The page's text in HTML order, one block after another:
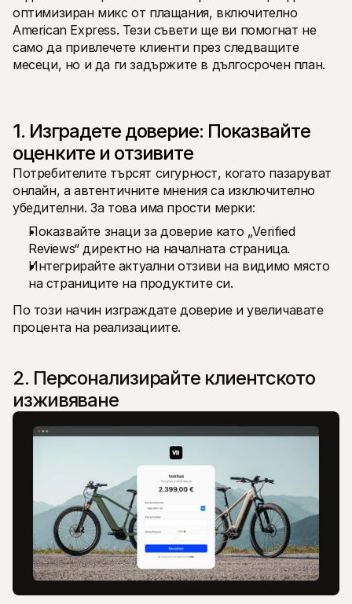
Елате да работите при нас –
наемаме!
Контакт
За купувачи
Разберете защо Mollie е на вашето банково извлечение
оптимизиран микс от плащания, включително
American Express. Тези съвети ще ви помогнат не
само да привлечете клиенти през следващите
месеци, но и да ги задържите в дългосрочен план.
1. Изградете доверие: Показвайте
оценките и отзивите
Потребителите търсят сигурност, когато пазаруват
онлайн, а автентичните мнения са изключително
убедителни. За това има прости мерки:
Показвайте знаци за доверие като „Verified
Reviews“ директно на началната страница.
Интегрирайте актуални отзиви на видимо място
на страниците на продуктите си.
По този начин изграждате доверие и увеличавате
процента на реализациите.
2. Персонализирайте клиентското
изживяване